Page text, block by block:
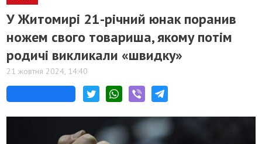
У Житомирі 21-річний юнак поранив
ножем свого товариша, якому потім
родичі викликали «швидку»
21 жовтня 2024, 14:40